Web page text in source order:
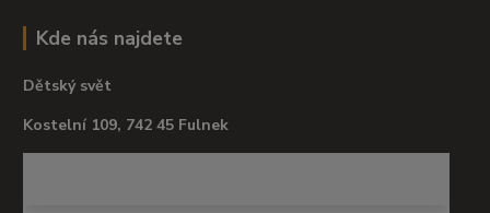
Kde nás najdete
Dětský svět
Kostelní 109, 742 45 Fulnek